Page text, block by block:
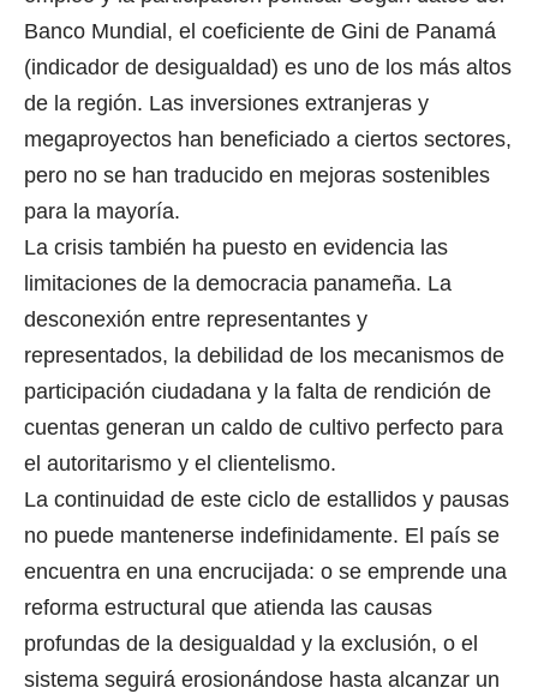
Banco Mundial, el coeficiente de Gini de Panamá
(indicador de desigualdad) es uno de los más altos
de la región. Las inversiones extranjeras y
megaproyectos han beneficiado a ciertos sectores,
pero no se han traducido en mejoras sostenibles
para la mayoría.
La crisis también ha puesto en evidencia las
limitaciones de la democracia panameña. La
desconexión entre representantes y
representados, la debilidad de los mecanismos de
participación ciudadana y la falta de rendición de
cuentas generan un caldo de cultivo perfecto para
el autoritarismo y el clientelismo.
La continuidad de este ciclo de estallidos y pausas
no puede mantenerse indefinidamente. El país se
encuentra en una encrucijada: o se emprende una
reforma estructural que atienda las causas
profundas de la desigualdad y la exclusión, o el
sistema seguirá erosionándose hasta alcanzar un